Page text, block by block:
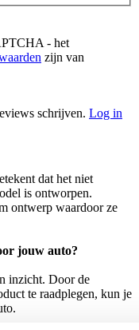
- het
zijn van
schrijven. Log in
dat het niet
is ontworpen.
ontwerp waardoor ze
jouw auto?
inzicht. Door de
te raadplegen, kun je